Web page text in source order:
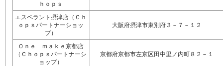
ｈｏｐｓ
エスペラント摂津店（Ｃｈ
ｏｐｓパートナーショッ
プ）
大阪府摂津市東別府３－７－１２
Ｏｎｅ ｍａｋｅ京都店
（Ｃｈｏｐｓパートナーシ
ョップ）
京都府京都市左京区田中里ノ内町８２－１